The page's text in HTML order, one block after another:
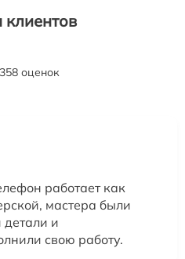
оценок
работает как
мастера были
и
свою работу.